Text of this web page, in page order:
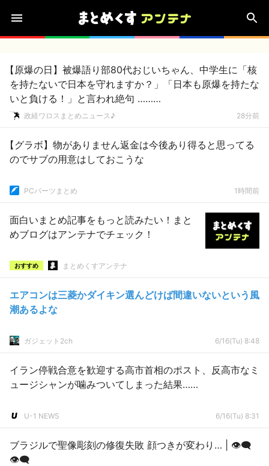
【原爆の日】被爆語り部80代おじいちゃん、中学生に「核
を持たないで日本を守れますか？」「日本も原爆を持たな
いと負ける！」と言われ絶句 ………
政経ワロスまとめニュース♪ 28分前
【グラボ】物がありません返金は今後あり得ると思ってる
のでサブの用意はしておこうな
PCパーツまとめ 1時間前
面白いまとめ記事をもっと読みたい！まと
めブログはアンテナでチェック！
おすすめ まとめくすアンテナ
エアコンは三菱かダイキン選んどけば間違いないという風
潮あるよな
ガジェット2ch 6/16(Tu) 8:48
イラン停戦合意を歓迎する高市首相のポスト、反高市なミ
ュージシャンが噛みついてしまった結果……
U-1 NEWS 6/16(Tu) 8:31
ブラジルで聖像彫刻の修復失敗 顔つきが変わり… | 👁‍🗨
👁‍🗨